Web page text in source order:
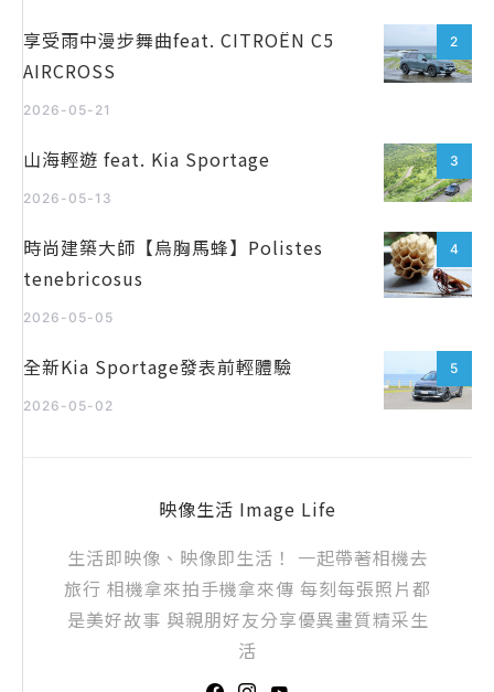
2
享受雨中漫步舞曲feat. CITROËN C5
AIRCROSS
2026-05-21
3
山海輕遊 feat. Kia Sportage
2026-05-13
4
時尚建築大師【烏胸馬蜂】Polistes
tenebricosus
2026-05-05
5
全新Kia Sportage發表前輕體驗
2026-05-02
映像生活 Image Life
生活即映像、映像即生活！ 一起帶著相機去
旅行 相機拿來拍手機拿來傳 每刻每張照片都
是美好故事 與親朋好友分享優異畫質精采生
活